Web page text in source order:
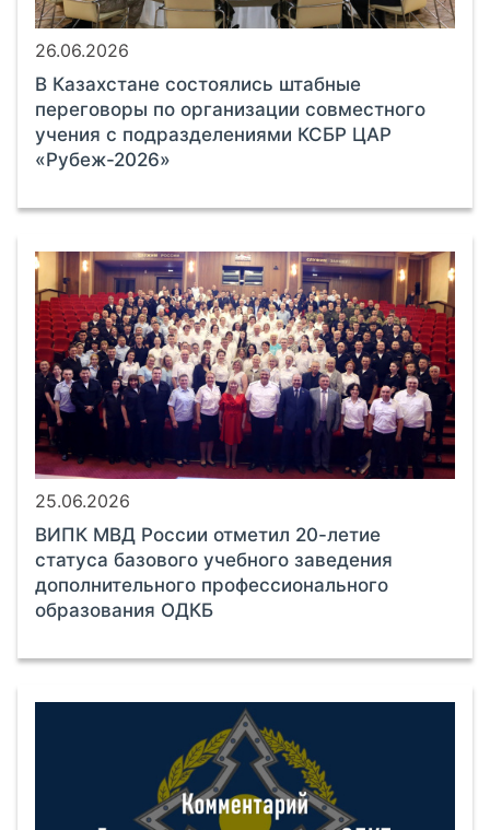
26.06.2026
В Казахстане состоялись штабные
переговоры по организации совместного
учения с подразделениями КСБР ЦАР
«Рубеж-2026»
25.06.2026
ВИПК МВД России отметил 20-летие
статуса базового учебного заведения
дополнительного профессионального
образования ОДКБ